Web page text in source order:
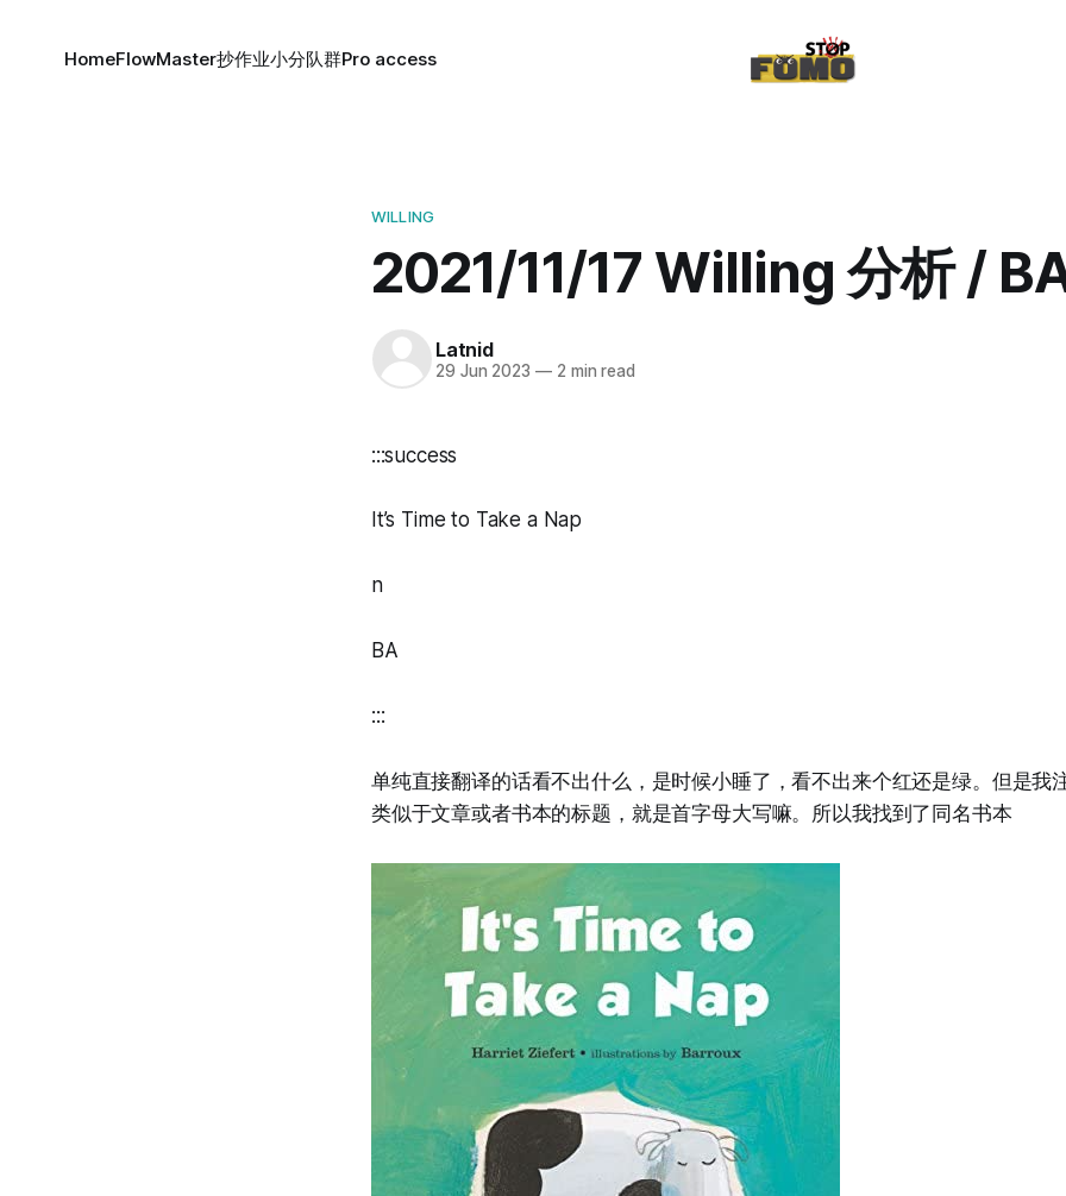
HomeFlowMaster抄作业小分队群Pro access
WILLING
2021/11/17 Willing 分析 /
Latnid
29 Jun 2023 —2 min read
:::success
It’s Time to Take a Nap
n
BA
:::
单纯直接翻译的话看不出什么，是时候小睡了，看不出来个红还是绿。但是我
类似于文章或者书本的标题，就是首字母大写嘛。所以我找到了同名书本